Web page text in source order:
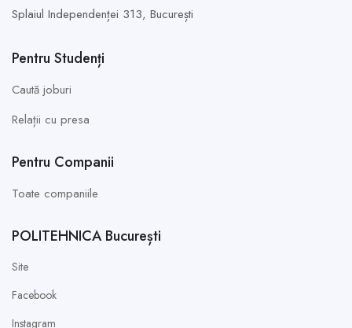
Splaiul Independenței 313, București
Pentru Studenți
Caută joburi
Relații cu presa
Pentru Companii
Toate companiile
POLITEHNICA București
Site
Facebook
Instagram